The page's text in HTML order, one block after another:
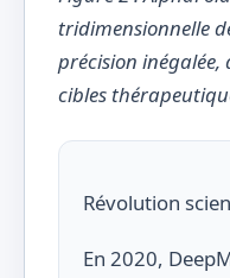
tridimensionnelle
précision
cibles
Révolution
En 2020,